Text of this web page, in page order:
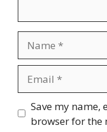
Website
Save my name,
browser for the